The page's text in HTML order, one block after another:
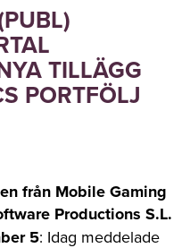
TILLÄGG
PORTFÖLJ
från Mobile Gaming
Productions S.L.
5: Idag meddelade